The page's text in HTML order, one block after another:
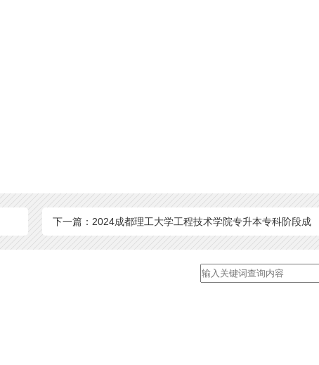
下一篇：2024成都理工大学工程技术学院专升本专科阶段成
绩计算方法！